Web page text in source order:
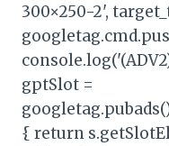
300×250-2',
gptSlot =
{ return